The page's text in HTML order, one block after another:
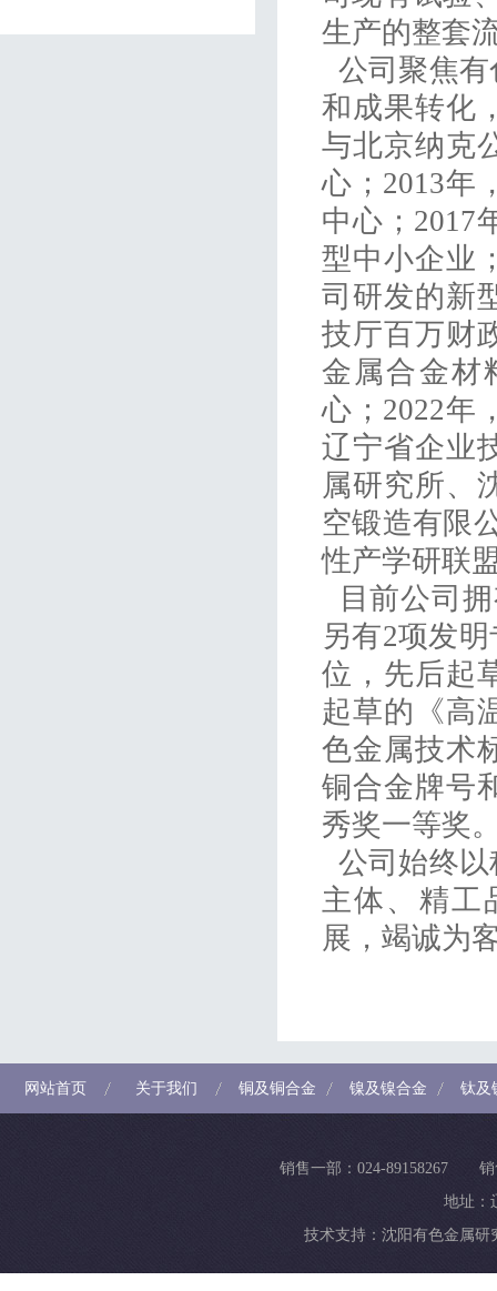
生产的整套
公司聚焦
和成果转化
与北京纳克
心；2013年
中心；2017
型中小企业
司研发的新
技厅百万财
金属合金材
心；2022年
辽宁省企业
属研究所、
空锻造有限
性产学研联
目前公司
另有2项发
位，先后起
起草的《高
色金属技术
铜合金牌号
秀奖一等奖
公司始终
主体、精工
展，竭诚为
网站首页 关于我们 铜及铜合金 镍及镍合金 钛及
销售一部：024-89158267
地址：
技术支持： 沈阳有色金属研